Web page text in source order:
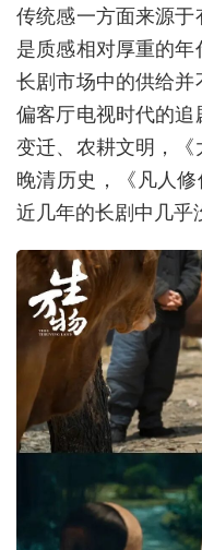
传统感一方面来源
是质感相对厚重的
长剧市场中的供给并
偏客厅电视时代的
变迁、农耕文明，
晚清历史，《凡人
近几年的长剧中几乎